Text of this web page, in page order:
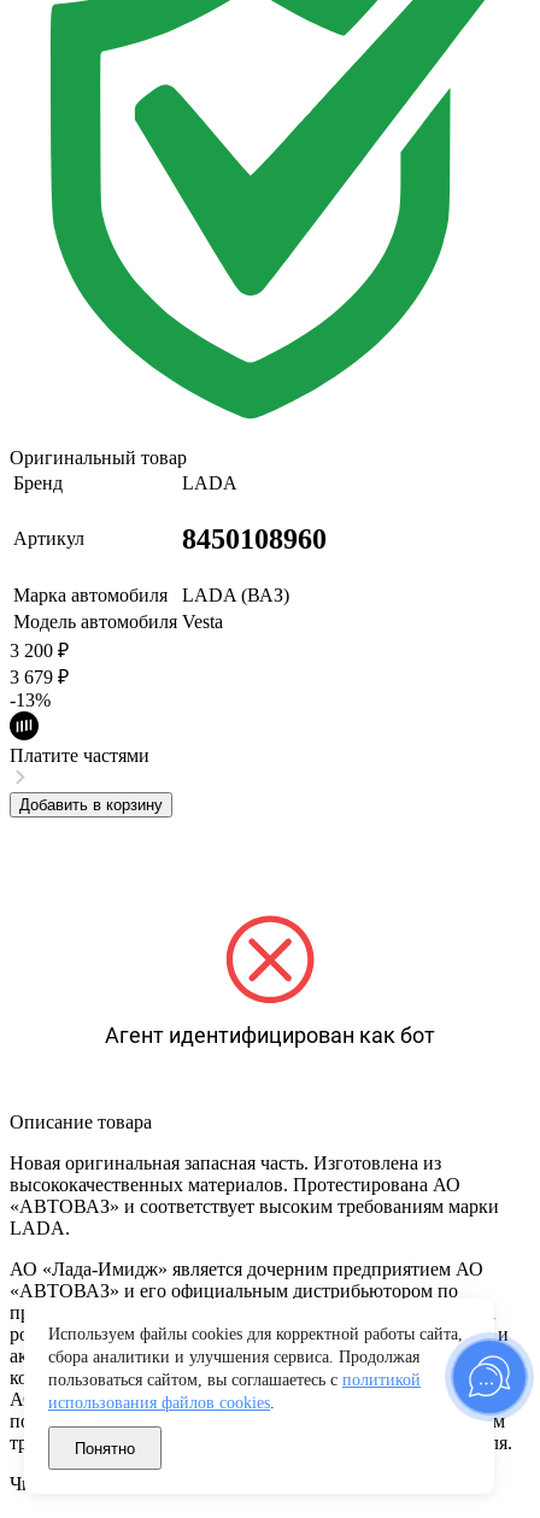
Оригинальный товар
Бренд
LADA
Артикул 8450108960
Марка автомобиля
LADA (ВАЗ)
Модель автомобиля Vesta
3 200 ₽
3 679 ₽
-13%
Платите частями
Добавить в корзину
Агент идентифицирован как бот
Описание товара
Новая оригинальная запасная часть. Изготовлена из
высококачественных материалов. Протестирована АО
«АВТОВАЗ» и соответствует высоким требованиям марки
LADA.
АО «Лада-Имидж» является дочерним предприятием АО
«АВТОВАЗ» и его официальным дистрибьютором по
продаже запчастей и аксессуаров к автомобилям LADA на
российском и зарубежном рынке. Оригинальные запчасти и
аксессуары LADA в фирменной упаковке – это запчасти,
которые изготовлены производственными подразделениями
АО “АВТОВАЗ” или его сертифицированными
поставщиками и полностью соответствующие техническим
требованиям конструктивной документации производителя.
Читать полностью
Используем файлы cookies для корректной работы сайта,
сбора аналитики и улучшения сервиса. Продолжая
пользоваться сайтом, вы соглашаетесь с политикой
использования файлов cookies.
Понятно